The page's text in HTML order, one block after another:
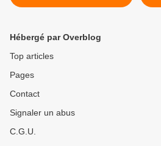
Trailer
Hébergé par Overblog
Top articles
Pages
Contact
Signaler un abus
C.G.U.